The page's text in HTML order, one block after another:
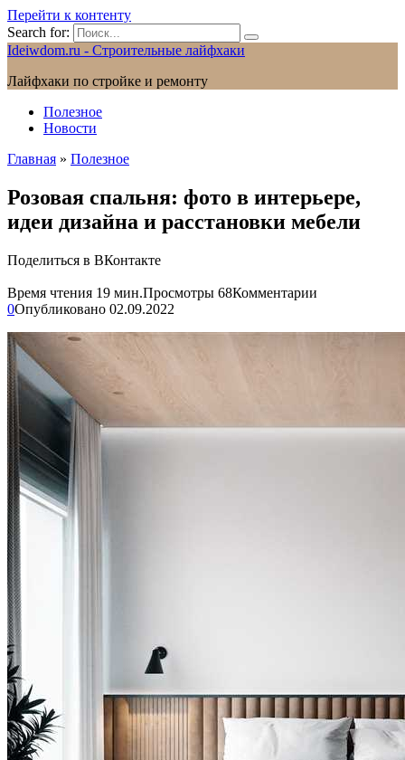
Перейти к контенту
Search for:
Ideiwdom.ru - Строительные лайфхаки
Лайфхаки по стройке и ремонту
Полезное
Новости
Главная » Полезное
Розовая спальня: фото в интерьере,
идеи дизайна и расстановки мебели
Поделиться в ВКонтакте
Время чтения 19 мин.Просмотры 68Комментарии
0Опубликовано 02.09.2022